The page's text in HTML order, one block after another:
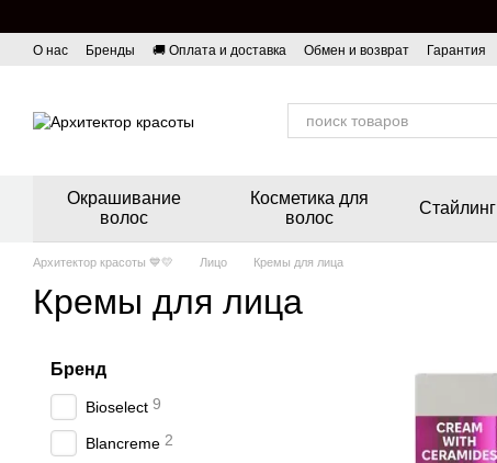
О нас Бренды 🚚 Оплата и доставка Обмен и возврат Гарантия
Окрашивание
волос
Косметика для
волос
Стайлинг
Архитектор красоты 💙💛 Лицо Кремы для лица
Кремы для лица
Бренд
Bioselect 9
Blancreme 2